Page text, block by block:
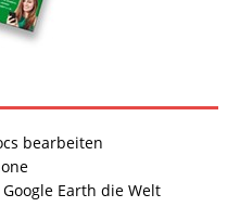
bearbeiten
Earth die Welt